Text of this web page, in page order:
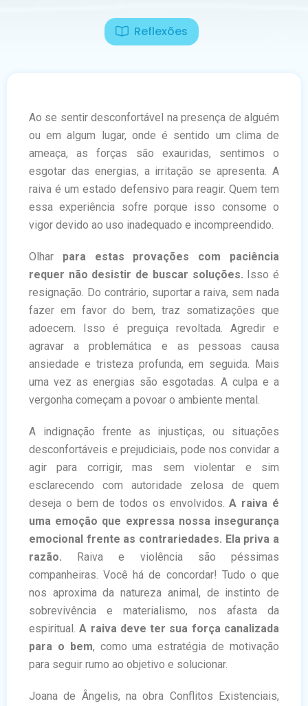
Reflexões
Ao se sentir desconfortável na presença de alguém
ou em algum lugar, onde é sentido um clima de
ameaça, as forças são exauridas, sentimos o
esgotar das energias, a irritação se apresenta. A
raiva é um estado defensivo para reagir. Quem tem
essa experiência sofre porque isso consome o
vigor devido ao uso inadequado e incompreendido.
Olhar para estas provações com paciência
requer não desistir de buscar soluções. Isso é
resignação. Do contrário, suportar a raiva, sem nada
fazer em favor do bem, traz somatizações que
adoecem. Isso é preguiça revoltada. Agredir e
agravar a problemática e as pessoas causa
ansiedade e tristeza profunda, em seguida. Mais
uma vez as energias são esgotadas. A culpa e a
vergonha começam a povoar o ambiente mental.
A indignação frente as injustiças, ou situações
desconfortáveis e prejudiciais, pode nos convidar a
agir para corrigir, mas sem violentar e sim
esclarecendo com autoridade zelosa de quem
deseja o bem de todos os envolvidos.A raiva é
uma emoção que expressa nossa insegurança
emocional frente as contrariedades. Ela priva a
razão. Raiva e violência são péssimas
companheiras. Você há de concordar! Tudo o que
nos aproxima da natureza animal, de instinto de
sobrevivência e materialismo, nos afasta da
espiritual.A raiva deve ter sua força canalizada
para o bem, como uma estratégia de motivação
para seguir rumo ao objetivo e solucionar.
Joana de Ângelis, na obra Conflitos Existenciais,